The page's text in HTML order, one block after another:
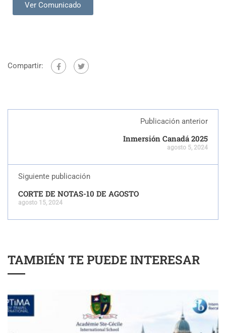
Ver Comunicado
Compartir:
Publicación anterior
Inmersión Canadá 2025
agosto 5, 2024
Siguiente publicación
CORTE DE NOTAS-10 DE AGOSTO
agosto 15, 2024
TAMBIÉN TE PUEDE INTERESAR